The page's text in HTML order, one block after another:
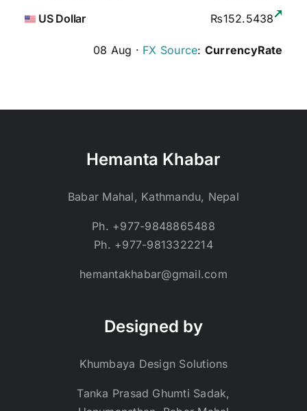
US Dollar
₨152.5438
08 Aug · FX Source: CurrencyRate
Hemanta Khabar
Babar Mahal, Kathmandu, Nepal
Ph. +977-9848865488
Ph. +977-9813322214
hemantakhabar@gmail.com
Designed by
Khumbaya Design Solutions
Tanka Prasad Ghumti Sadak,